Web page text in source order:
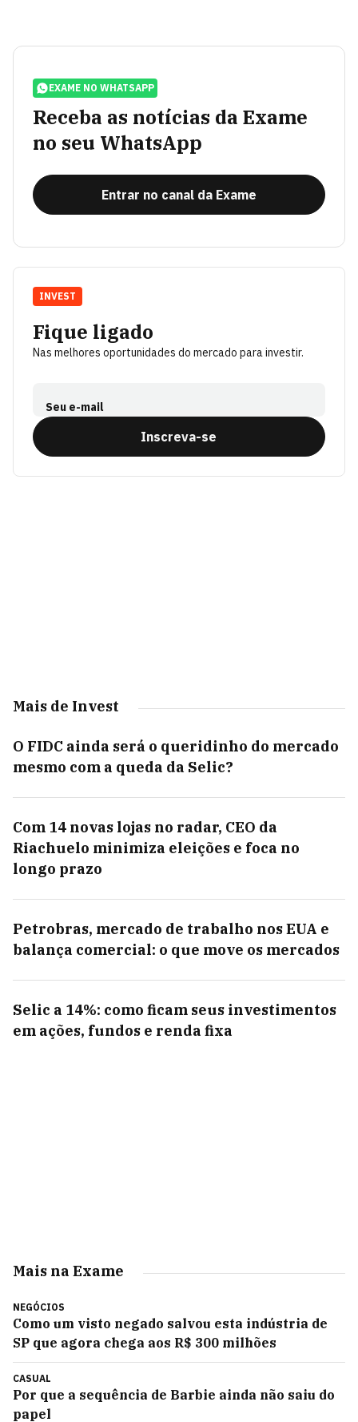
EXAME NO WHATSAPP
Receba as notícias da Exame
no seu WhatsApp
Entrar no canal da Exame
Fique ligado
Nas melhores oportunidades do mercado para investir.
Seu e-mail
Inscreva-se
INVEST
Mais de Invest
O FIDC ainda será o queridinho do mercado
mesmo com a queda da Selic?
Com 14 novas lojas no radar, CEO da
Riachuelo minimiza eleições e foca no
longo prazo
Petrobras, mercado de trabalho nos EUA e
balança comercial: o que move os mercados
Selic a 14%: como ficam seus investimentos
em ações, fundos e renda fixa
Mais na Exame
NEGÓCIOS
Como um visto negado salvou esta indústria de
SP que agora chega aos R$ 300 milhões
CASUAL
Por que a sequência de Barbie ainda não saiu do
papel